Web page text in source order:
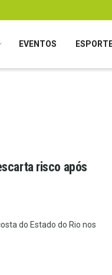
EVENTOS
risco após
do Estado do Rio nos